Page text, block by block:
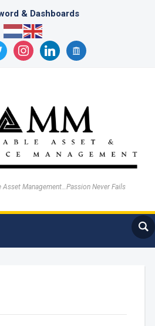
& Dashboards
instagramlinkedinarchive
Asset Management…Passion Never Fails